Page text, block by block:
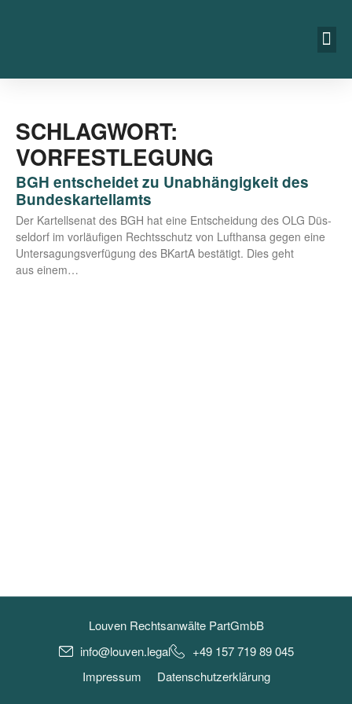
SCHLAGWORT:
VORFESTLEGUNG
BGH entscheidet zu Unabhängigkeit des
Bundeskartellamts
Der Kar­tell­se­nat des BGH hat eine Ent­schei­dung des OLG Düs­
sel­dorf im vor­läu­fi­gen Rechts­schutz von Luft­han­sa gegen eine
Unter­sa­gungs­ver­fü­gung des BKar­tA bestä­tigt. Dies geht
aus einem…
Louven Rechtsanwälte PartGmbB
info@louven.legal
+49 157 719 89 045
Impressum
Datenschutzerklärung